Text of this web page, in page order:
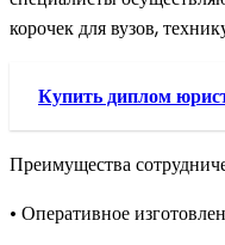
корочек для вузов,
Купить диплом
Преимущества
• Оперативное